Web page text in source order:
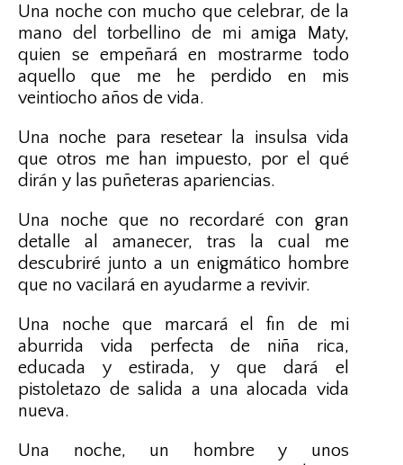
Una noche con mucho que celebrar, de la
mano del torbellino de mi amiga Maty,
quien se empeñará en mostrarme todo
aquello que me he perdido en mis
veintiocho años de vida.
Una noche para resetear la insulsa vida
que otros me han impuesto, por el qué
dirán y las puñeteras apariencias.
Una noche que no recordaré con gran
detalle al amanecer, tras la cual me
descubriré junto a un enigmático hombre
que no vacilará en ayudarme a revivir.
Una noche que marcará el fin de mi
aburrida vida perfecta de niña rica,
educada y estirada, y que dará el
pistoletazo de salida a una alocada vida
nueva.
Una noche, un hombre y unos